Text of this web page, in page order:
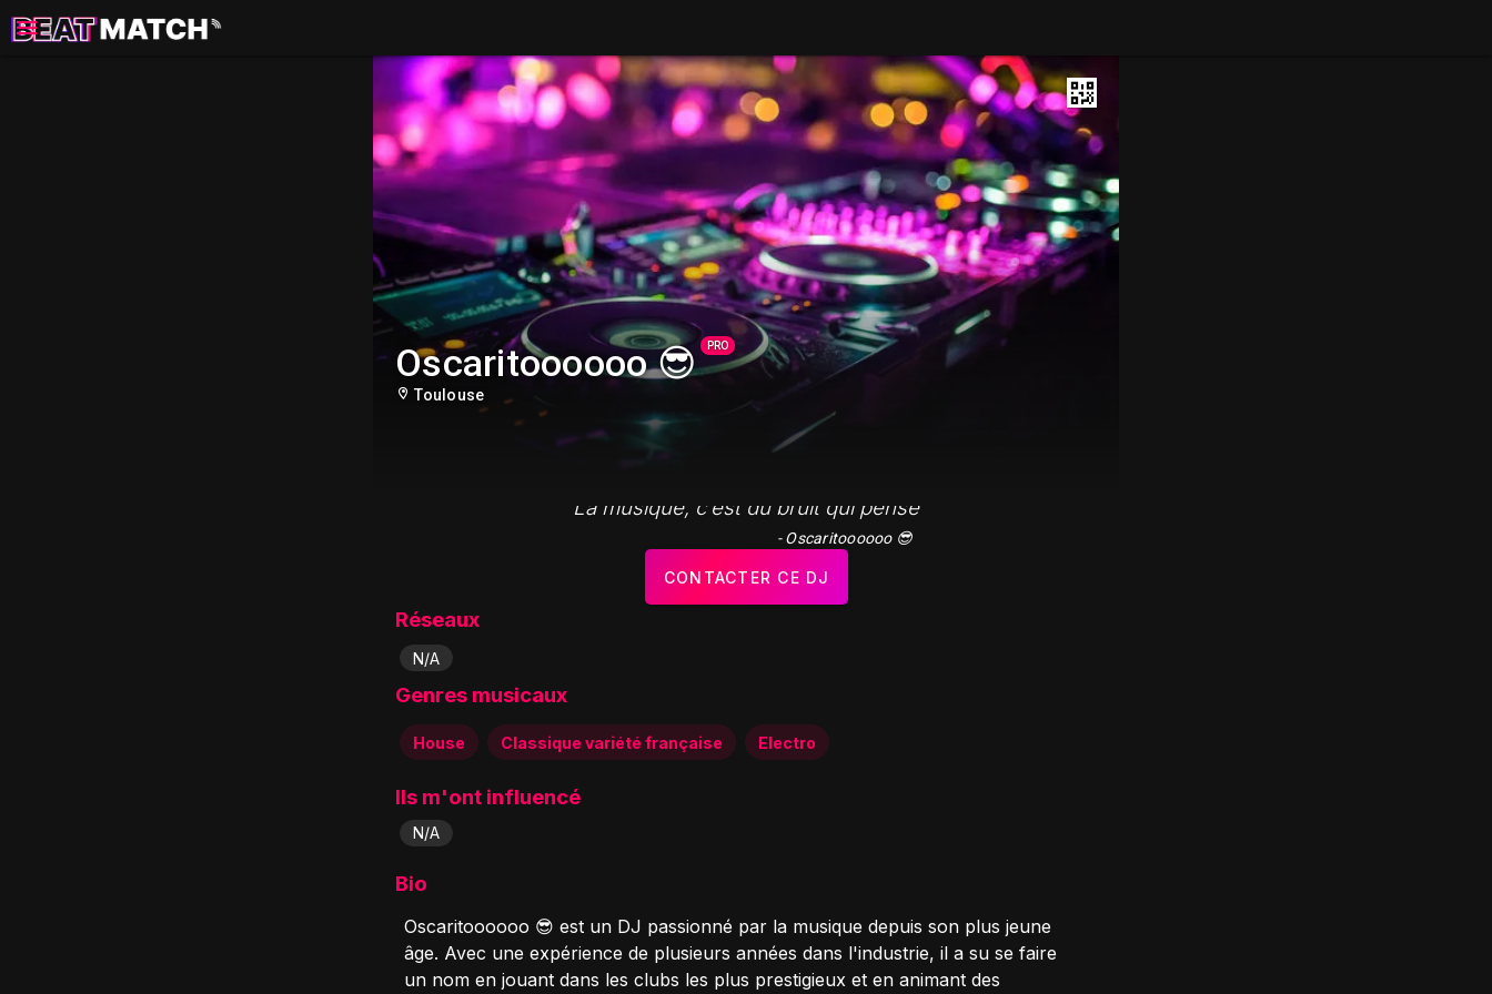
Oscaritoooooo 😎 PRO
Toulouse
"La musique, c’est du bruit qui pense"
- Oscaritoooooo 😎
CONTACTER CE DJ
Réseaux
N/A
Genres musicaux
House Classique variété française Electro
Ils m'ont influencé
N/A
Bio
Oscaritoooooo 😎 est un DJ passionné par la musique depuis son plus jeune
âge. Avec une expérience de plusieurs années dans l'industrie, il a su se faire
un nom en jouant dans les clubs les plus prestigieux et en animant des